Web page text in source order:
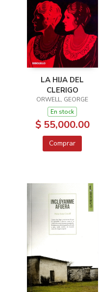
LA HIJA DEL
CLERIGO
ORWELL, GEORGE
En stock
$ 55,000.00
Comprar